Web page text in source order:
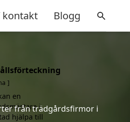
kontakt Blogg
från trädgårdsfirmor i
en
i
hjälpa till